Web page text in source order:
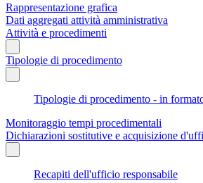
Rappresentazione grafica
Dati aggregati attività amministrativa
Attività e procedimenti
Tipologie di procedimento
Tipologie di procedimento - in
Monitoraggio tempi procedimentali
Dichiarazioni sostitutive e acquisizione
Recapiti dell'ufficio responsabile